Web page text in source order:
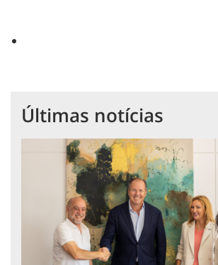
Últimas notícias